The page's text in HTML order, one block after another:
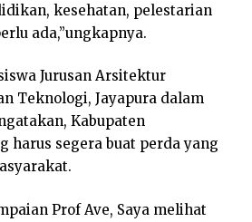
kesehatan, pelestarian
ada,”ungkapnya.
Jurusan Arsitektur
Teknologi, Jayapura dalam
Kabupaten
harus segera buat perda yang
Prof Ave, Saya melihat